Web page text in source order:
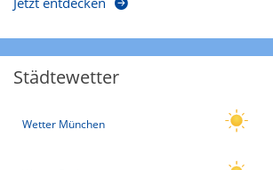
Städtewetter
Wetter München